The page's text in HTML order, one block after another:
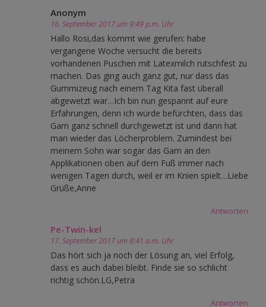
Anonym
16. September 2017 um 9:49 p.m. Uhr
Hallo Rosi,das kommt wie gerufen: habe
vergangene Woche versucht die bereits
vorhandenen Puschen mit Latexmilch rutschfest zu
machen. Das ging auch ganz gut, nur dass das
Gummizeug nach einem Tag Kita fast überall
abgewetzt war…Ich bin nun gespannt auf eure
Erfahrungen, denn ich würde befürchten, dass das
Garn ganz schnell durchgewetzt ist und dann hat
man wieder das Löcherproblem. Zumindest bei
meinem Sohn war sogar das Garn an den
Applikationen oben auf dem Fuß immer nach
wenigen Tagen durch, weil er im Knien spielt…Liebe
Grüße,Anne
Antworten
Pe-Twin-kel
17. September 2017 um 8:41 a.m. Uhr
Das hört sich ja noch der Lösung an, viel Erfolg,
dass es auch dabei bleibt. Finde sie so schlicht
richtig schön.LG,Petra
Antworten